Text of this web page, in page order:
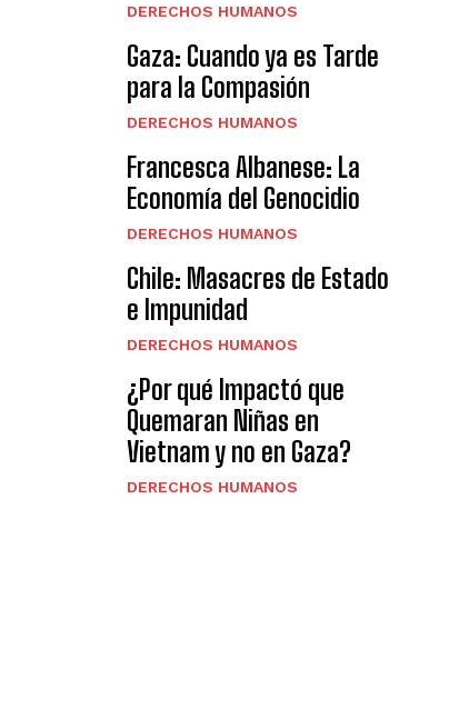
DERECHOS HUMANOS
Gaza: Cuando ya es Tarde
para la Compasión
DERECHOS HUMANOS
Francesca Albanese: La
Economía del Genocidio
DERECHOS HUMANOS
Chile: Masacres de Estado
e Impunidad
DERECHOS HUMANOS
¿Por qué Impactó que
Quemaran Niñas en
Vietnam y no en Gaza?
DERECHOS HUMANOS